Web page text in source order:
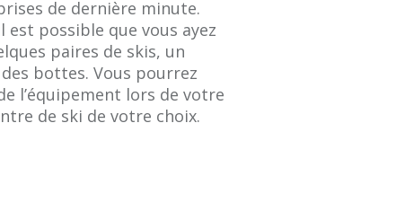
de dernière minute.
est possible que vous ayez
paires de skis, un
bottes. Vous pourrez
l’équipement lors de votre
de ski de votre choix.